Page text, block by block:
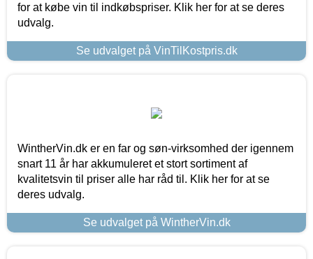
for at købe vin til indkøbspriser. Klik her for at se deres
udvalg.
Se udvalget på VinTilKostpris.dk
WintherVin.dk er en far og søn-virksomhed der igennem
snart 11 år har akkumuleret et stort sortiment af
kvalitetsvin til priser alle har råd til. Klik her for at se
deres udvalg.
Se udvalget på WintherVin.dk